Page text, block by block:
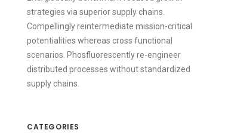
strategies via superior supply chains.
Compellingly reintermediate mission-critical
potentialities whereas cross functional
scenarios. Phosfluorescently re-engineer
distributed processes without standardized
supply chains.
CATEGORIES